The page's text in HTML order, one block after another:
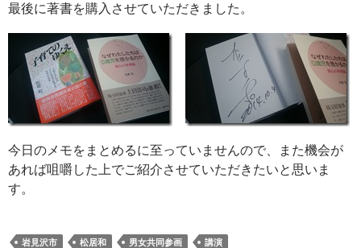
最後に著書を購入させていただきました。
今日のメモをまとめるに至っていませんので、また機会が
あれば咀嚼した上でご紹介させていただきたいと思いま
す。
岩見沢市 松居和 男女共同参画 講演